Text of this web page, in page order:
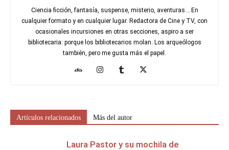
Ciencia ficción, fantasía, suspense, misterio, aventuras... En
cualquier formato y en cualquier lugar. Redactora de Cine y TV, con
ocasionales incursiones en otras secciones, aspiro a ser
bibliotecaria: porque los bibliotecarios molan. Los arqueólogos
también, pero me gusta más el papel.
Artículos relacionados Más del autor
Laura Pastor y su mochila de